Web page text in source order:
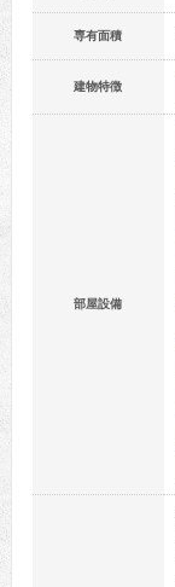
専有面積
建物特徴
部屋設備